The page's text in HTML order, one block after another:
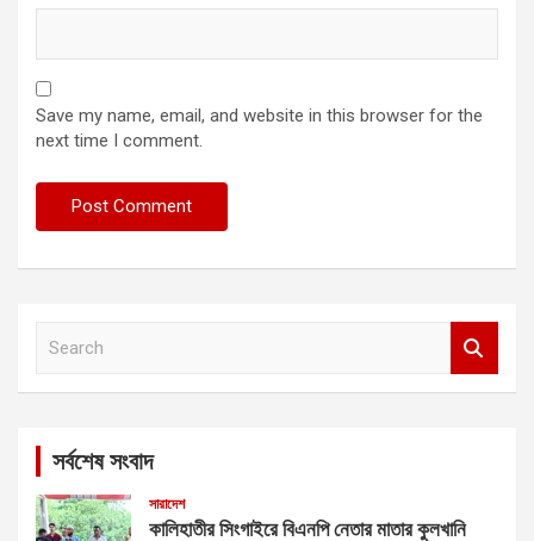
Save my name, email, and website in this browser for the
next time I comment.
সর্বশেষ সংবাদ
সারাদেশ
কালিহাতীর সিংগাইরে বিএনপি নেতার মাতার কুলখানি